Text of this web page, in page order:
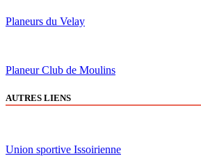
Planeurs du Velay
Planeur Club de Moulins
AUTRES LIENS
Union sportive Issoirienne